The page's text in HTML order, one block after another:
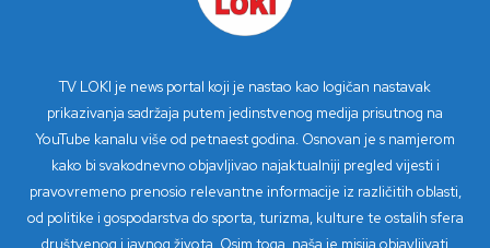
TV LOKI je news portal koji je nastao kao logičan nastavak
prikazivanja sadržaja putem jedinstvenog medija prisutnog na
YouTube kanalu više od petnaest godina. Osnovan je s namjerom
kako bi svakodnevno objavljivao najaktualniji pregled vijesti i
pravovremeno prenosio relevantne informacije iz različitih oblasti,
od politike i gospodarstva do sporta, turizma, kulture te ostalih sfera